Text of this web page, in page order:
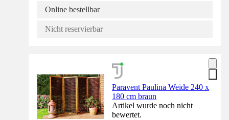
Online bestellbar
Nicht reservierbar
Paravent Paulina Weide 240 x
180 cm braun
Artikel wurde noch nicht
bewertet.